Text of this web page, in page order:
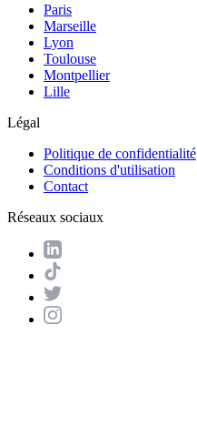
Paris
Marseille
Lyon
Toulouse
Montpellier
Lille
Légal
Politique de confidentialité
Conditions d'utilisation
Contact
Réseaux sociaux